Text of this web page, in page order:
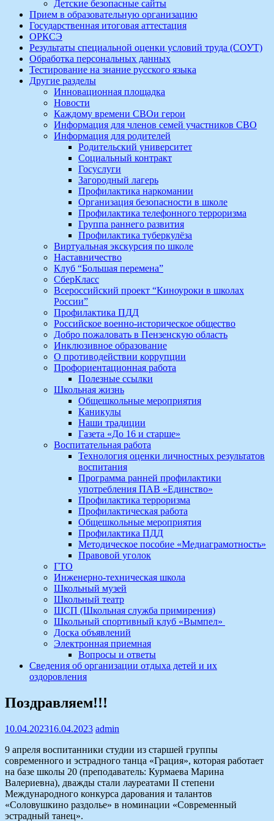
Детские безопасные сайты
Прием в образовательную организацию
Государственная итоговая аттестация
ОРКСЭ
Результаты специальной оценки условий труда (СОУТ)
Обработка персональных данных
Тестирование на знание русского языка
Другие разделы
Инновационная площадка
Новости
Каждому времени СВОи герои
Информация для членов семей участников СВО
Информация для родителей
Родительский университет
Социальный контракт
Госуслуги
Загородный лагерь
Профилактика наркомании
Организация безопасности в школе
Профилактика телефонного терроризма
Группа раннего развития
Профилактика туберкулёза
Виртуальная экскурсия по школе
Наставничество
Клуб “Большая перемена”
СберКласс
Всероссийский проект “Киноуроки в школах
России”
Профилактика ПДД
Российское военно-историческое общество
Добро пожаловать в Пензенскую область
Инклюзивное образование
О противодействии коррупции
Профориентационная работа
Полезные ссылки
Школьная жизнь
Общешкольные мероприятия
Каникулы
Наши традиции
Газета «До 16 и старше»
Воспитательная работа
Технология оценки личностных результатов
воспитания
Программа ранней профилактики
употребления ПАВ «Единство»
Профилактика терроризма
Профилактическая работа
Общешкольные мероприятия
Профилактика ПДД
Методическое пособие «Медиаграмотность»
Правовой уголок
ГТО
Инженерно-техническая школа
Школьный музей
Школьный театр
ШСП (Школьная служба примирения)
Школьный спортивный клуб «Вымпел»
Доска объявлений
Электронная приемная
Вопросы и ответы
Сведения об организации отдыха детей и их
оздоровления
Поздравляем!!!
10.04.202316.04.2023 admin
9 апреля воспитанники студии из старшей группы
современного и эстрадного танца «Грация», которая работает
на базе школы 20 (преподаватель: Курмаева Марина
Валериевна), дважды стали лауреатами II степени
Международного конкурса дарования и талантов
«Соловушкино раздолье» в номинации «Современный
эстрадный танец».